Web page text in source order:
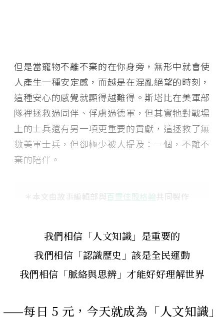
但是當寵物不離不棄的在你身旁，無形中就會使
人產生一種安定感，而越是在混亂絕望的時刻，
這種安心的感覺就顯得越難得。斯塔比在美軍部
隊裡拯救過同伴、俘虜過德軍，但其實牠對戰場
上的士兵還有另一項更重要的貢獻，這拯救了無
數美軍士兵，但卻極少被人提及：一個，不離不
棄的陪伴。
＊本文由故事編輯部與百靈佳殷格翰共同製作
我們相信「人文知識」是重要的
我們相信「認識歷史」該是全民運動
我們相信「脈絡與思辨」才能好好理解世界
——每日 5 元，今天就成為「人文知識」